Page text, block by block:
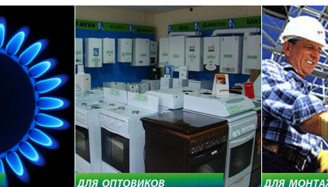
Мы продаем газовые котлы
для отопления,
водонагреватели, счетчики
газа с доставкой по городам
России и Казахстана
Мы
газового
открытия
городе.